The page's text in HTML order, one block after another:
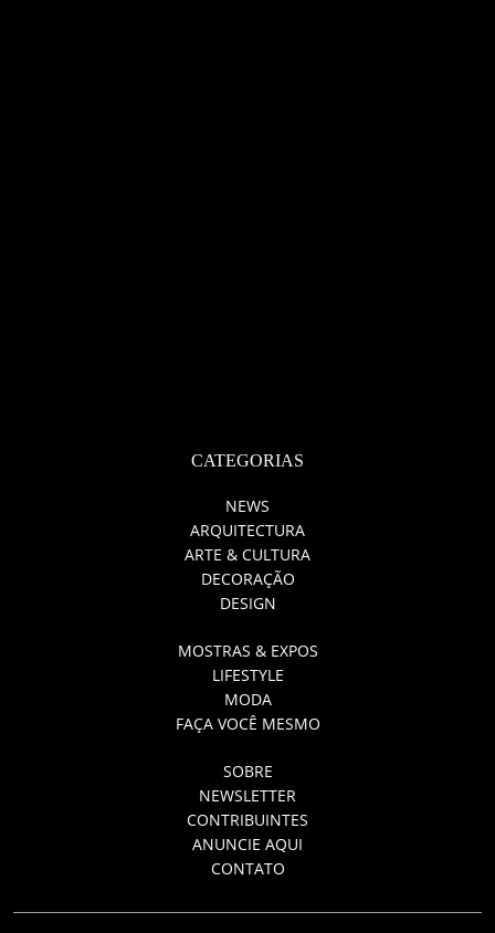
CATEGORIAS
NEWS
ARQUITECTURA
ARTE & CULTURA
DECORAÇÃO
DESIGN
MOSTRAS & EXPOS
LIFESTYLE
MODA
FAÇA VOCÊ MESMO
SOBRE
NEWSLETTER
CONTRIBUINTES
ANUNCIE AQUI
CONTATO